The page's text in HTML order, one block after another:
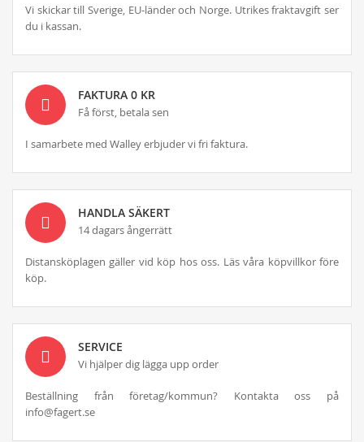
Vi skickar till Sverige, EU-länder och Norge. Utrikes fraktavgift ser
du i kassan.
FAKTURA 0 KR
Få först, betala sen
I samarbete med Walley erbjuder vi fri faktura.
HANDLA SÄKERT
14 dagars ångerrätt
Distansköplagen gäller vid köp hos oss. Läs våra köpvillkor före
köp.
SERVICE
Vi hjälper dig lägga upp order
Beställning från företag/kommun? Kontakta oss på
info@fagert.se